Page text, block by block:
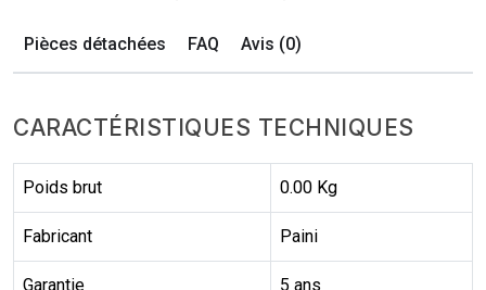
Pièces détachées FAQ Avis (0)
CARACTÉRISTIQUES TECHNIQUES
Poids brut 0.00 Kg
Fabricant Paini
Garantie 5 ans